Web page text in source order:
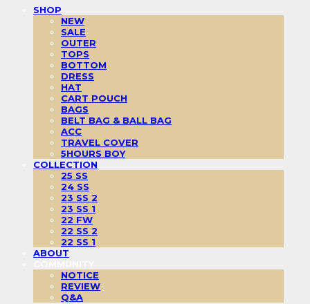
SHOP
NEW
SALE
OUTER
TOPS
BOTTOM
DRESS
HAT
CART POUCH
BAGS
BELT BAG & BALL BAG
ACC
TRAVEL COVER
5HOURS BOY
COLLECTION
25 SS
24 SS
23 SS 2
23 SS 1
22 FW
22 SS 2
22 SS 1
ABOUT
NOTICE
REVIEW
Q&A